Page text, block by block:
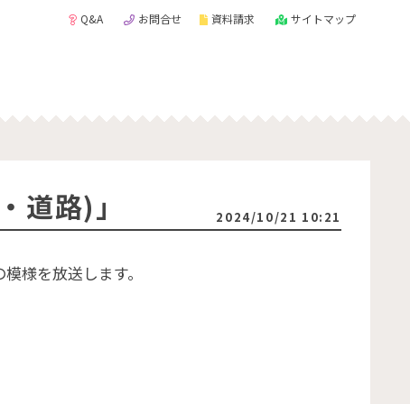
Q&A お問合せ 資料請求 サイトマップ
道路)」 2024/10/21 10:21
様を放送します。